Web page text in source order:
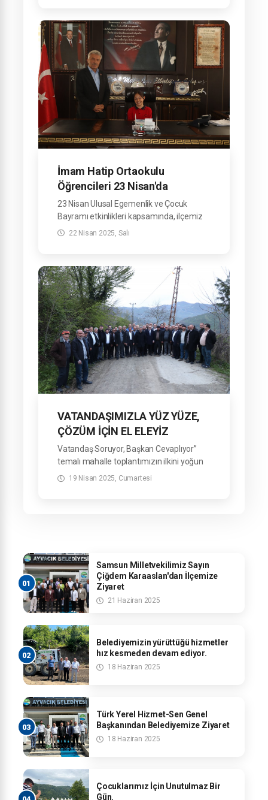
İmam Hatip Ortaokulu
Öğrencileri 23 Nisan'da
Başkanlık Koltuğuna Oturdu.
23 Nisan Ulusal Egemenlik ve Çocuk
Bayramı etkinlikleri kapsamında, ilçemiz
İmam Hatip Ortaokulu öğrencileri
22 Nisan 2025, Salı
VATANDAŞIMIZLA YÜZ YÜZE,
ÇÖZÜM İÇİN EL ELEYİZ
Vatandaş Soruyor, Başkan Cevaplıyor”
temalı mahalle toplantımızın ilkini yoğun
katılımla gerçekleştirdik.
19 Nisan 2025, Cumartesi
Samsun Milletvekilimiz Sayın
Çiğdem Karaaslan'dan İlçemize
Ziyaret
21 Haziran 2025
Belediyemizin yürüttüğü hizmetler
hız kesmeden devam ediyor.
18 Haziran 2025
Türk Yerel Hizmet-Sen Genel
Başkanından Belediyemize Ziyaret
18 Haziran 2025
Çocuklarımız İçin Unutulmaz Bir
Gün.